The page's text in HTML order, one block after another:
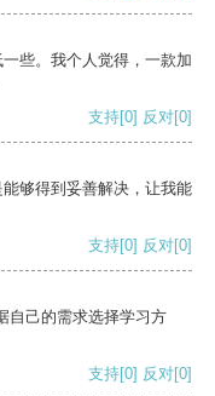
些。我个人觉得，一款加
支持[0] 反对[0]
够得到妥善解决，让我能
支持[0] 反对[0]
自己的需求选择学习方
支持[0] 反对[0]